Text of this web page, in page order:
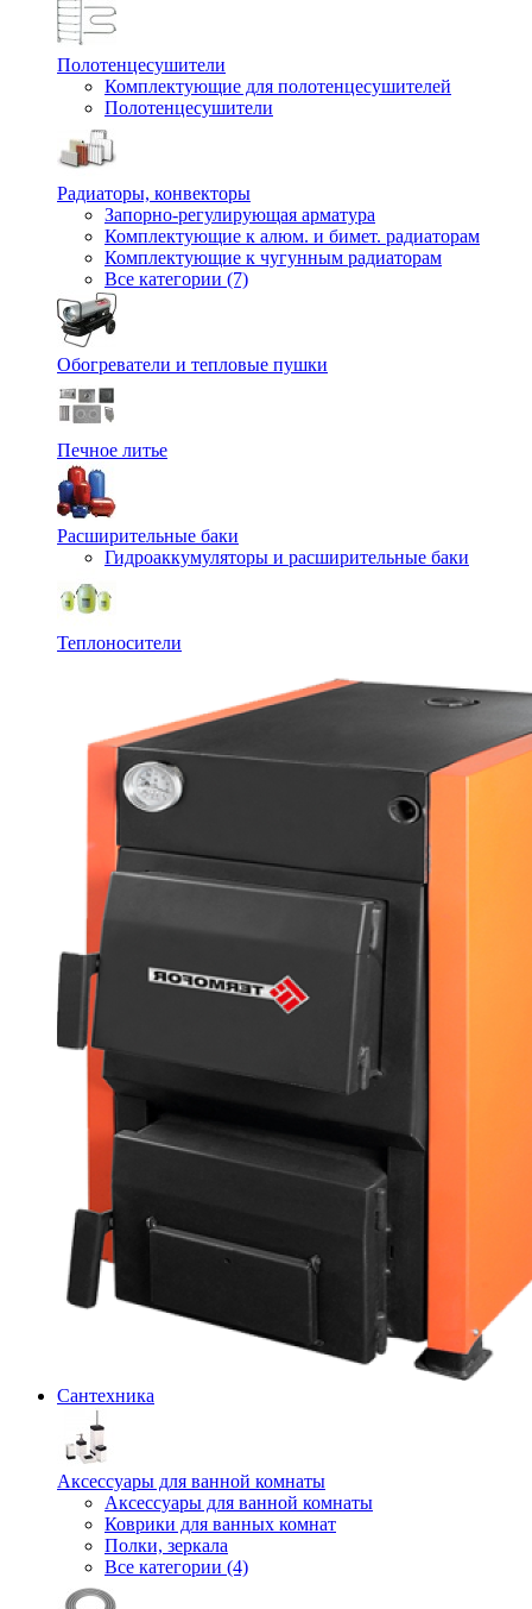
Полотенцесушители
Комплектующие для полотенцесушителей
Полотенцесушители
Радиаторы, конвекторы
Запорно-регулирующая арматура
Комплектующие к алюм. и бимет. радиаторам
Комплектующие к чугунным радиаторам
Все категории (7)
Обогреватели и тепловые пушки
Печное литье
Расширительные баки
Гидроаккумуляторы и расширительные баки
Теплоносители
Сантехника
Аксессуары для ванной комнаты
Аксессуары для ванной комнаты
Коврики для ванных комнат
Полки, зеркала
Все категории (4)